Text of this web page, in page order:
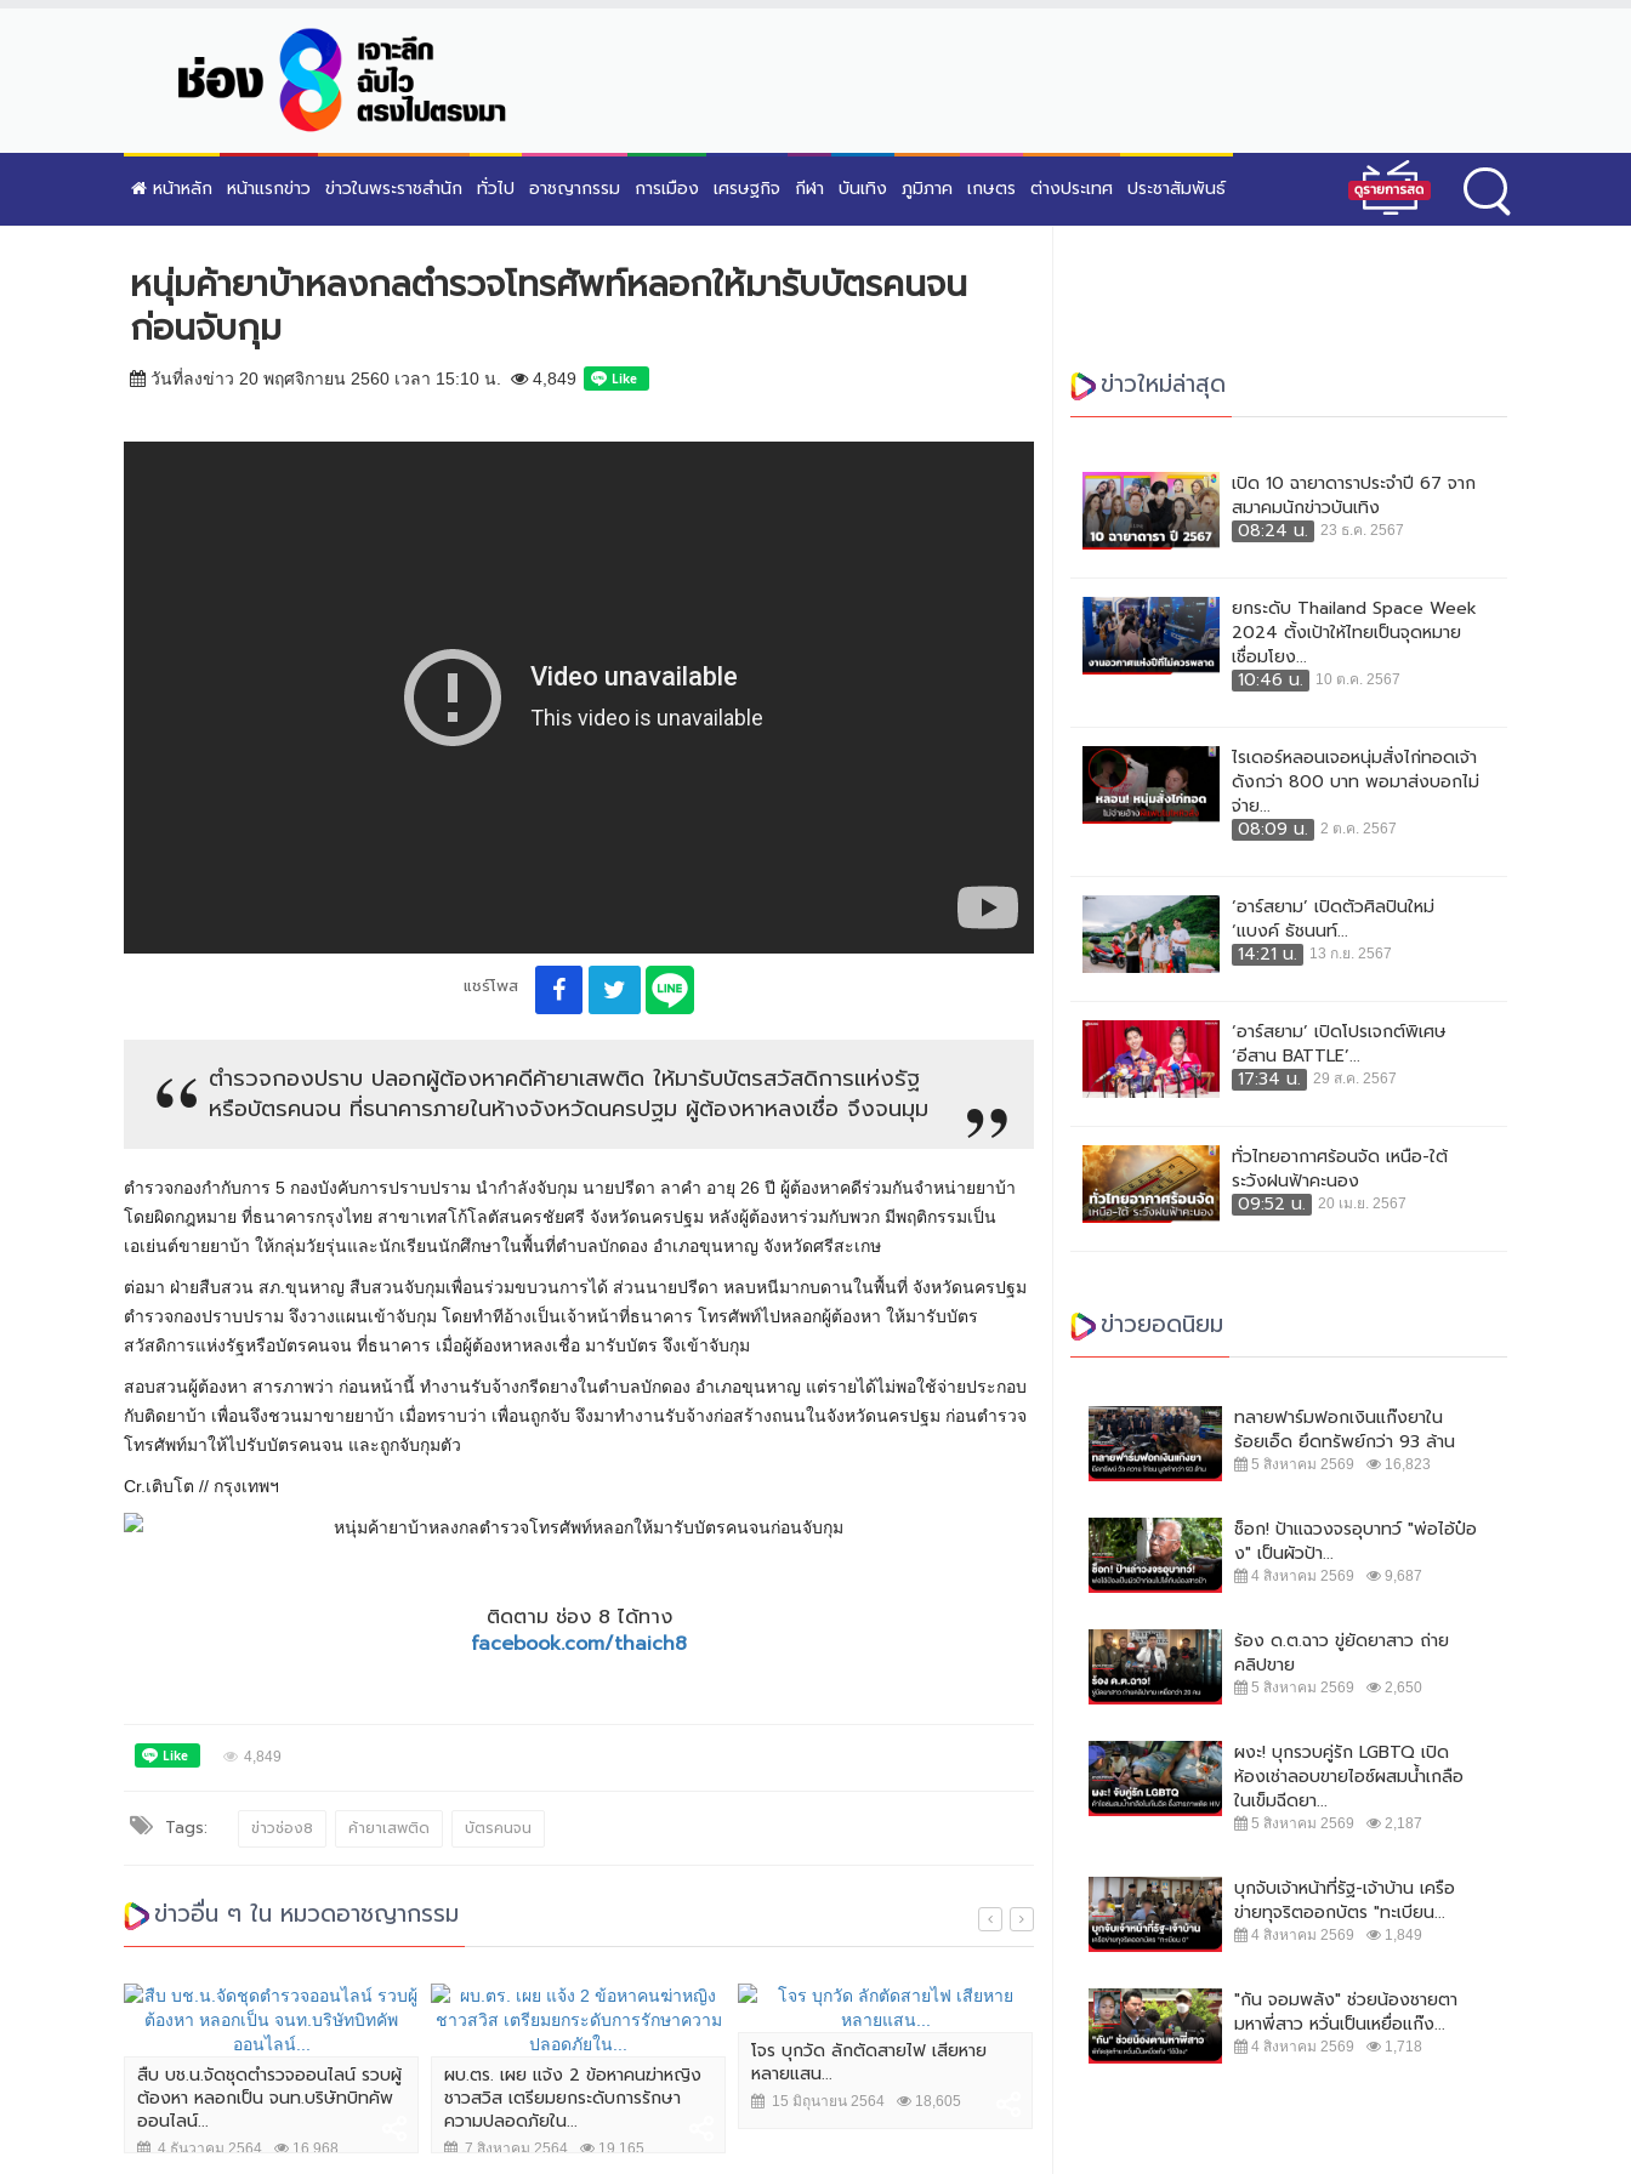
หน้าหลัก หน้าแรกข่าว ข่าวในพระราชสำนัก ทั่วไป อาชญากรรม การเมือง เศรษฐกิจ กีฬา บันเทิง ภูมิภาค เกษตร ต่างประเทศ ประชาสัมพันธ์
หนุ่มค้ายาบ้าหลงกลตำรวจโทรศัพท์หลอกให้มารับบัตรคนจน
ก่อนจับกุม
วันที่ลงข่าว 20 พฤศจิกายน 2560 เวลา 15:10 น. 4,849
แชร์โพส
ตำรวจกองปราบ ปลอกผู้ต้องหาคดีค้ายาเสพติด ให้มารับบัตรสวัสดิการแห่งรัฐ
หรือบัตรคนจน ที่ธนาคารภายในห้างจังหวัดนครปฐม ผู้ต้องหาหลงเชื่อ จึงจนมุม
ตำรวจกองกำกับการ 5 กองบังคับการปราบปราม นำกำลังจับกุม นายปรีดา ลาคำ อายุ 26 ปี ผู้ต้องหาคดีร่วมกันจำหน่ายยาบ้า
โดยผิดกฎหมาย ที่ธนาคารกรุงไทย สาขาเทสโก้โลตัสนครชัยศรี จังหวัดนครปฐม หลังผู้ต้องหาร่วมกับพวก มีพฤติกรรมเป็น
เอเย่นต์ขายยาบ้า ให้กลุ่มวัยรุ่นและนักเรียนนักศึกษาในพื้นที่ตำบลบักดอง อำเภอขุนหาญ จังหวัดศรีสะเกษ
ต่อมา ฝ่ายสืบสวน สภ.ขุนหาญ สืบสวนจับกุมเพื่อนร่วมขบวนการได้ ส่วนนายปรีดา หลบหนีมากบดานในพื้นที่ จังหวัดนครปฐม
ตำรวจกองปราบปราม จึงวางแผนเข้าจับกุม โดยทำทีอ้างเป็นเจ้าหน้าที่ธนาคาร โทรศัพท์ไปหลอกผู้ต้องหา ให้มารับบัตร
สวัสดิการแห่งรัฐหรือบัตรคนจน ที่ธนาคาร เมื่อผู้ต้องหาหลงเชื่อ มารับบัตร จึงเข้าจับกุม
สอบสวนผู้ต้องหา สารภาพว่า ก่อนหน้านี้ ทำงานรับจ้างกรีดยางในตำบลบักดอง อำเภอขุนหาญ แต่รายได้ไม่พอใช้จ่ายประกอบ
กับติดยาบ้า เพื่อนจึงชวนมาขายยาบ้า เมื่อทราบว่า เพื่อนถูกจับ จึงมาทำงานรับจ้างก่อสร้างถนนในจังหวัดนครปฐม ก่อนตำรวจ
โทรศัพท์มาให้ไปรับบัตรคนจน และถูกจับกุมตัว
Cr.เติบโต // กรุงเทพฯ
ติดตาม ช่อง 8 ได้ทาง
facebook.com/thaich8
4,849
Tags: ข่าวช่อง8 ค้ายาเสพติด บัตรคนจน
ข่าวอื่น ๆ ใน หมวดอาชญากรรม
สืบ บช.น.จัดชุดตำรวจออนไลน์ รวบผู้
ต้องหา หลอกเป็น จนท.บริษัทบิทคัพ
ออนไลน์...
4 ธันวาคม 2564 16,968
ผบ.ตร. เผย แจ้ง 2 ข้อหาคนฆ่าหญิง
ชาวสวิส เตรียมยกระดับการรักษา
ความปลอดภัยใน...
7 สิงหาคม 2564 19,165
โจร บุกวัด ลักตัดสายไฟ เสียหาย
หลายแสน...
15 มิถุนายน 2564 18,605
ข่าวใหม่ล่าสุด
เปิด 10 ฉายาดาราประจำปี 67 จาก
สมาคมนักข่าวบันเทิง
08:24 น.
23 ธ.ค. 2567
ยกระดับ Thailand Space Week
2024 ตั้งเป้าให้ไทยเป็นจุดหมาย
เชื่อมโยง...
10:46 น.
10 ต.ค. 2567
ไรเดอร์หลอนเจอหนุ่มสั่งไก่ทอดเจ้า
ดังกว่า 800 บาท พอมาส่งบอกไม่
จ่าย...
08:09 น.
2 ต.ค. 2567
‘อาร์สยาม’ เปิดตัวศิลปินใหม่
‘แบงค์ ธัชนนท์...
14:21 น.
13 ก.ย. 2567
‘อาร์สยาม’ เปิดโปรเจกต์พิเศษ
‘อีสาน BATTLE’...
17:34 น.
29 ส.ค. 2567
ทั่วไทยอากาศร้อนจัด เหนือ-ใต้
ระวังฝนฟ้าคะนอง
09:52 น.
20 เม.ย. 2567
ข่าวยอดนิยม
ทลายฟาร์มฟอกเงินแก๊งยาใน
ร้อยเอ็ด ยึดทรัพย์กว่า 93 ล้าน
5 สิงหาคม 2569 16,823
ช็อก! ป้าแฉวงจรอุบาทว์ "พ่อไอ้ป๋อ
ง" เป็นผัวป้า...
4 สิงหาคม 2569 9,687
ร้อง ด.ต.ฉาว ขู่ยัดยาสาว ถ่าย
คลิปขาย
5 สิงหาคม 2569 2,650
ผงะ! บุกรวบคู่รัก LGBTQ เปิด
ห้องเช่าลอบขายไอซ์ผสมน้ำเกลือ
ในเข็มฉีดยา...
5 สิงหาคม 2569 2,187
บุกจับเจ้าหน้าที่รัฐ-เจ้าบ้าน เครือ
ข่ายทุจริตออกบัตร "ทะเบียน...
4 สิงหาคม 2569 1,849
"กัน จอมพลัง" ช่วยน้องชายตา
มหาพี่สาว หวั่นเป็นเหยื่อแก๊ง...
4 สิงหาคม 2569 1,718